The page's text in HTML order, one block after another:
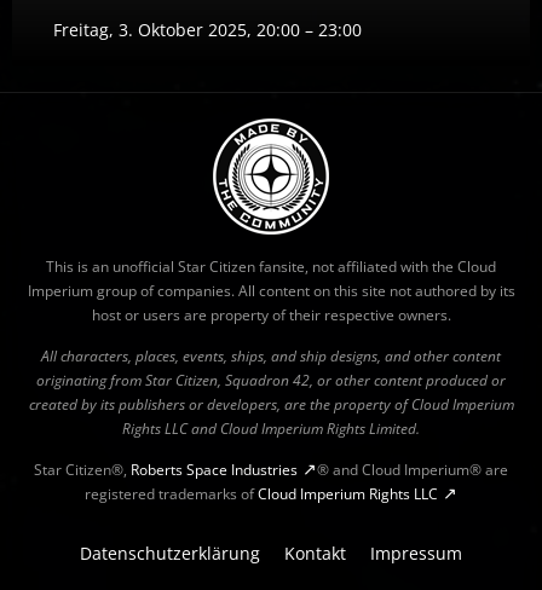
Freitag, 3. Oktober 2025, 20:00 – 23:00
This is an unofficial Star Citizen fansite, not affiliated with the Cloud
Imperium group of companies. All content on this site not authored by its
host or users are property of their respective owners.
All characters, places, events, ships, and ship designs, and other content
originating from Star Citizen, Squadron 42, or other content produced or
created by its publishers or developers, are the property of Cloud Imperium
Rights LLC and Cloud Imperium Rights Limited.
Star Citizen®, Roberts Space Industries
® and Cloud Imperium® are
registered trademarks ofCloud Imperium Rights LLC
Datenschutzerklärung Kontakt Impressum